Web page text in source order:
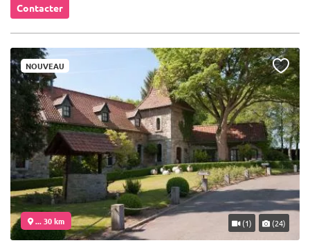
Contacter
NOUVEAU
... 30 km (1) (24)